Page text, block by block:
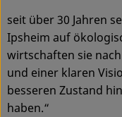
seit über 30 Jahren
Ipsheim auf
wirtschaften sie
und einer klaren
besseren Zustand
haben.“